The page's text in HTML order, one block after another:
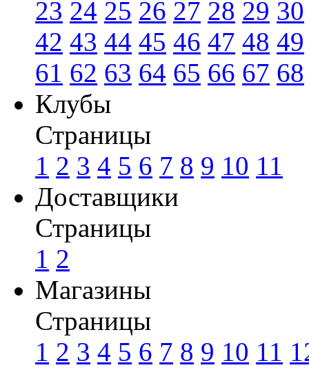
23 24 25 26 27 28 29 30
42 43 44 45 46 47 48 49
61 62 63 64 65 66 67 68
Клубы
Страницы
1 2 3 4 5 6 7 8 9 10 11
Доставщики
Страницы
1 2
Магазины
Страницы
1 2 3 4 5 6 7 8 9 10 11